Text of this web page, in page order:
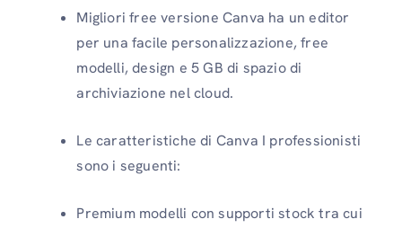
Migliori free versione Canva ha un editor
per una facile personalizzazione, free
modelli, design e 5 GB di spazio di
archiviazione nel cloud.
Le caratteristiche di Canva I professionisti
sono i seguenti:
Premium modelli con supporti stock tra cui